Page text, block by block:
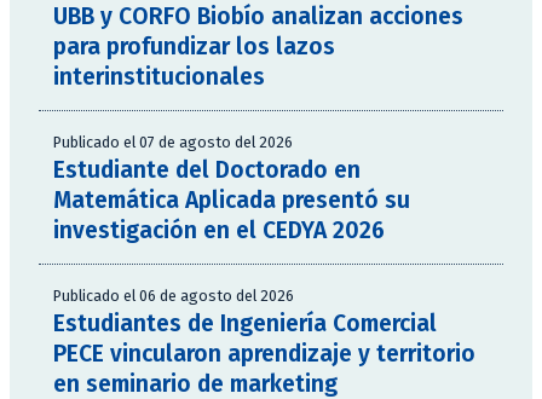
UBB y CORFO Biobío analizan acciones
para profundizar los lazos
interinstitucionales
Publicado el 07 de agosto del 2026
Estudiante del Doctorado en
Matemática Aplicada presentó su
investigación en el CEDYA 2026
Publicado el 06 de agosto del 2026
Estudiantes de Ingeniería Comercial
PECE vincularon aprendizaje y territorio
en seminario de marketing